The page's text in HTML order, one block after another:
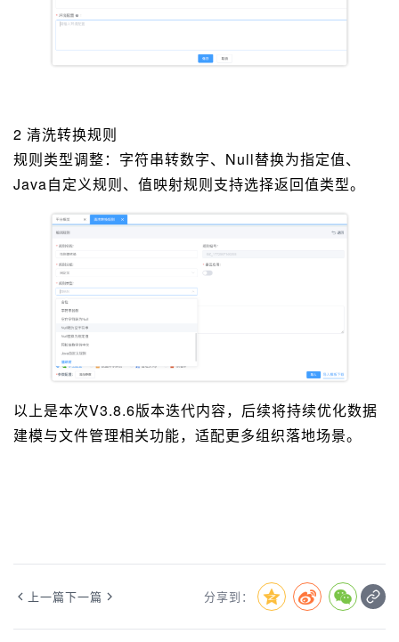
2 清洗转换规则
规则类型调整：字符串转数字、Null替换为指定值、
Java自定义规则、值映射规则支持选择返回值类型。
以上是本次V3.8.6版本迭代内容，后续将持续优化数据
建模与文件管理相关功能，适配更多组织落地场景。
上一篇下一篇 分享到：